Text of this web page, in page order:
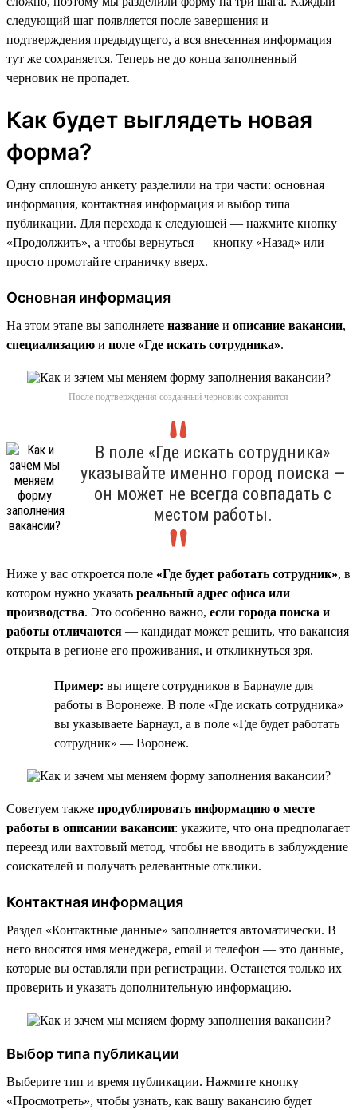
следующий шаг появляется после завершения и
подтверждения предыдущего, а вся внесенная информация
тут же сохраняется. Теперь не до конца заполненный
черновик не пропадет.
Как будет выглядеть новая
форма?
Одну сплошную анкету разделили на три части: основная
информация, контактная информация и выбор типа
публикации. Для перехода к следующей — нажмите кнопку
«Продолжить», а чтобы вернуться — кнопку «Назад» или
просто промотайте страничку вверх.
Основная информация
На этом этапе вы заполняете название и описание вакансии,
специализацию и поле «Где искать сотрудника».
После подтверждения созданный черновик сохранится
В поле «Где искать сотрудника»
указывайте именно город поиска —
он может не всегда совпадать с
местом работы.
Ниже у вас откроется поле «Где будет работать сотрудник», в
котором нужно указать реальный адрес офиса или
производства. Это особенно важно, если города поиска и
работы отличаются — кандидат может решить, что вакансия
открыта в регионе его проживания, и откликнуться зря.
Пример: вы ищете сотрудников в Барнауле для
работы в Воронеже. В поле «Где искать сотрудника»
вы указываете Барнаул, а в поле «Где будет работать
сотрудник» — Воронеж.
Советуем также продублировать информацию о месте
работы в описании вакансии: укажите, что она предполагает
переезд или вахтовый метод, чтобы не вводить в заблуждение
соискателей и получать релевантные отклики.
Контактная информация
Раздел «Контактные данные» заполняется автоматически. В
него вносятся имя менеджера, email и телефон — это данные,
которые вы оставляли при регистрации. Останется только их
проверить и указать дополнительную информацию.
Выбор типа публикации
Выберите тип и время публикации. Нажмите кнопку
«Просмотреть», чтобы узнать, как вашу вакансию будет